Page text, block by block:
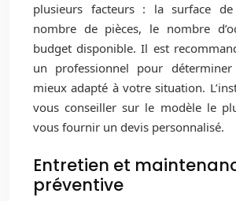
plusieurs facteurs : la surface
nombre de pièces, le nombre
budget disponible. Il est
un professionnel pour
mieux adapté à votre situation.
vous conseiller sur le modèle le
vous fournir un devis personnalisé.
Entretien et
préventive